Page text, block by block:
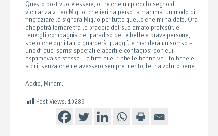
Questo post vuole essere, oltre che un piccolo segno di
vicinanza a Leo Miglio, che ieri ha perso la mamma, un modo di
ringraziare la signora Miglio per tutto quello che mi ha dato. Ora
che potrà tornare tra le braccia del suo amato profesùr, e
tenergli compagnia nel paradiso delle belle e brave persone,
spero che ogni tanto guarderà quaggiù e manderà un sorriso –
uno di quei sorrisi speciali e aperti e contagiosi con cui
esprimeva se stessa – a tutti quelli che le hanno voluto bene e
a cui, senza che ne avessero sempre merito, lei ha voluto bene.
Addio, Miriam.
Post Views: 10289